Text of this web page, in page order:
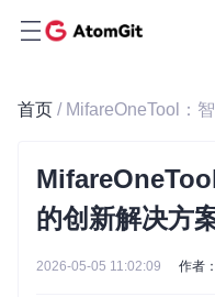
首页
的创新解决方
2026-05-05 11:02:09 作者